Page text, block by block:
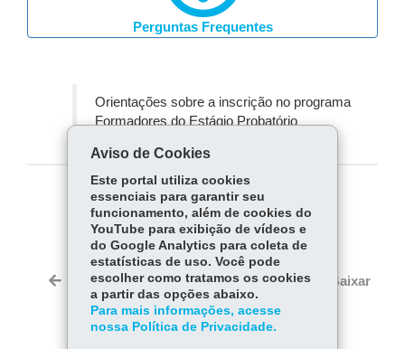
Perguntas Frequentes
Orientações sobre a inscrição no programa
Formadores do Estágio Probatório
COMPARTILHE:
Fa
ce
bo
ok
Tw
itt
er
W
ha
ts
p
Voltar Início Imprimir Baixar
Aviso de Cookies
Este portal utiliza cookies
essenciais para garantir seu
funcionamento, além de cookies do
YouTube para exibição de vídeos e
do Google Analytics para coleta de
estatísticas de uso. Você pode
escolher como tratamos os cookies
a partir das opções abaixo.
Para mais informações, acesse
nossa Política de Privacidade.